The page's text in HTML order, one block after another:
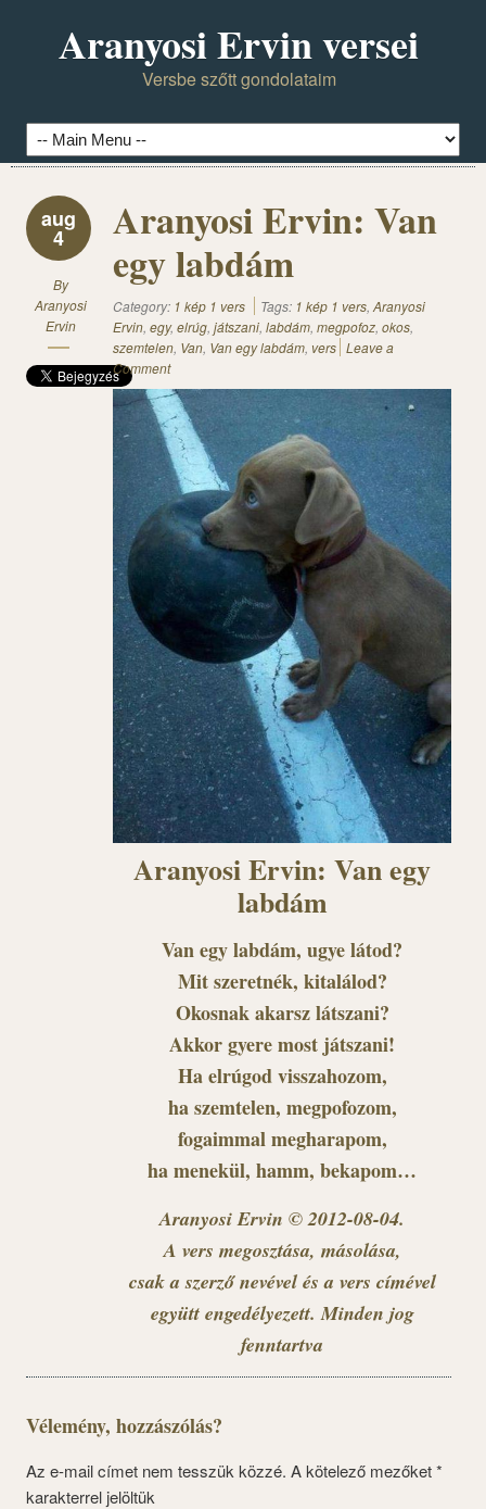
Aranyosi Ervin versei
Versbe szőtt gondolataim
aug
4
By
Aranyosi
Ervin
Aranyosi Ervin: Van
egy labdám
Category: 1 kép 1 vers Tags: 1 kép 1 vers, Aranyosi
Ervin, egy, elrúg, játszani, labdám, megpofoz, okos,
szemtelen, Van, Van egy labdám, vers Leave a
Comment
Aranyosi Ervin: Van egy
labdám
Van egy labdám, ugye látod?
Mit szeretnék, kitalálod?
Okosnak akarsz látszani?
Akkor gyere most játszani!
Ha elrúgod visszahozom,
ha szemtelen, megpofozom,
fogaimmal megharapom,
ha menekül, hamm, bekapom…
Aranyosi Ervin © 2012-08-04.
A vers megosztása, másolása,
csak a szerző nevével és a vers címével
együtt engedélyezett. Minden jog
fenntartva
Vélemény, hozzászólás?
Az e-mail címet nem tesszük közzé. A kötelező mezőket*
karakterrel jelöltük